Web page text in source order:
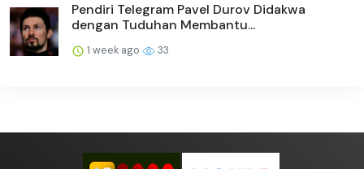
Pendiri Telegram Pavel Durov Didakwa
dengan Tuduhan Membantu...
1 week ago 33